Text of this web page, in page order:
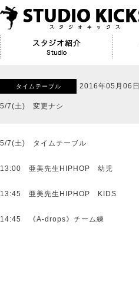
タイムテーブル 2016年05月06日
5/7(土) 変更ナシ
5/7(土) タイムテーブル
13:00 亜美先生HIPHOP 幼児
13:45 亜美先生HIPHOP KIDS
14:45 《A-drops》チーム練